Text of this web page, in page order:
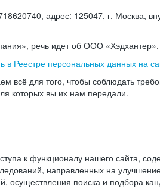
адрес: 125047, г. Москва,
речь идет об ООО «Хэдхантер».
в Реестре персональных данных на
для того, чтобы соблюдать
которых вы их нам передали.
к функционалу нашего сайта,
направленных на
осуществления поиска и подбора